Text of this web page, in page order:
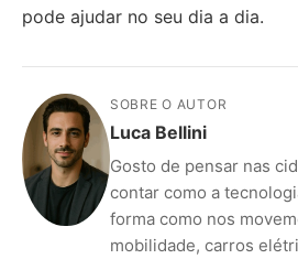
pode ajudar no seu dia a dia.
SOBRE O AUTOR
Luca Bellini
Gosto de pensar nas
contar como a
forma como nos
mobilidade, carros